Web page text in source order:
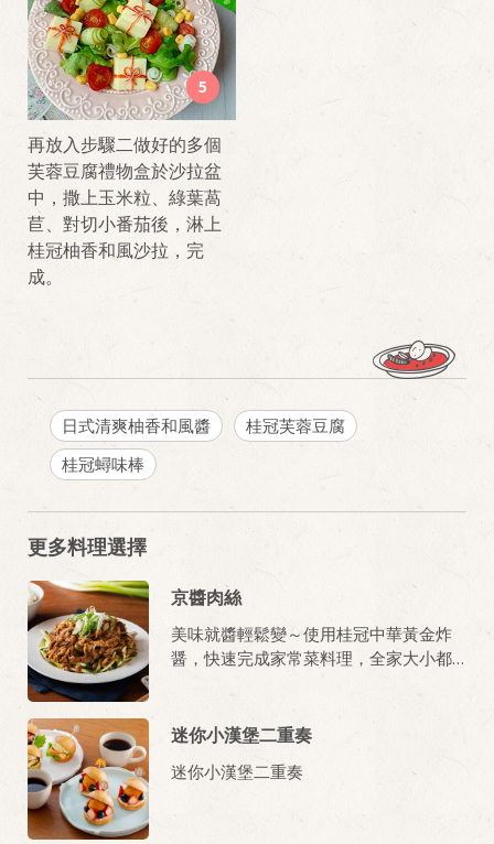
5
再放入步驟二做好的多個
芙蓉豆腐禮物盒於沙拉盆
中，撒上玉米粒、綠葉萵
苣、對切小番茄後，淋上
桂冠柚香和風沙拉，完
成。
日式清爽柚香和風醬
桂冠芙蓉豆腐
桂冠蟳味棒
更多料理選擇
京醬肉絲
美味就醬輕鬆變～使用桂冠中華黃金炸
醤，快速完成家常菜料理，全家大小都
迷你小漢堡二重奏
迷你小漢堡二重奏